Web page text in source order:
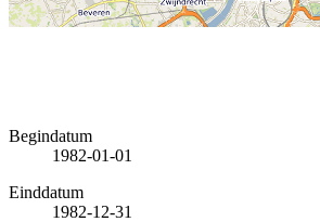
Begindatum
1982-01-01
Einddatum
1982-12-31